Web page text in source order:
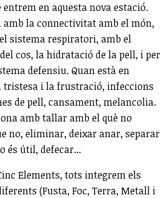
en aquesta nova estació.
amb la connectivitat amb el món,
sistema respiratori, amb el
cos, la hidratació de la pell, i per
defensiu. Quan està en
tristesa i la frustració, infeccions
de pell, cansament, melancolia.
amb tallar amb el què no
no, eliminar, deixar anar, separar
és útil, defecar...
Elements, tots integrem els
(Fusta, Foc, Terra, Metall i